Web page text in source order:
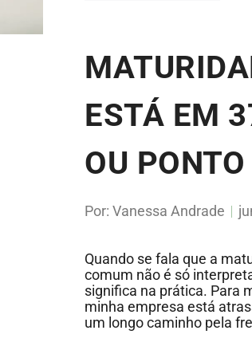
ESTÁ EM
OU
Por:Vanessa Andrade
Quando se fala que a
comum não é só
significa na prática. Para
minha empresa está
um longo caminho pela